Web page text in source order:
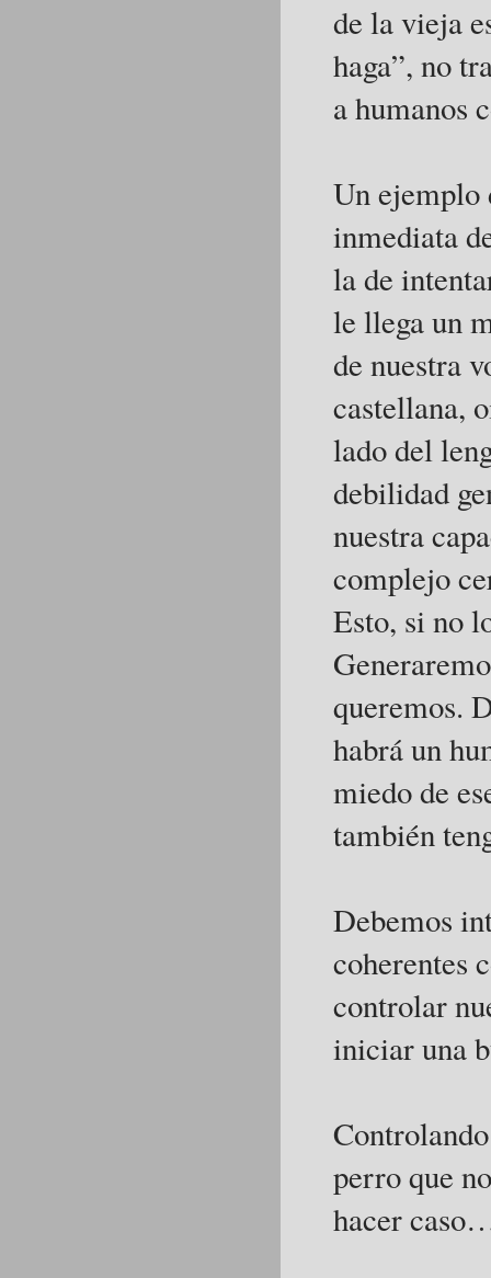
de la vieja
haga”, no
a humanos
Un ejemplo
inmediata
la de
le llega un
de nuestra
castellana,
lado del
debilidad
nuestra
complejo
Esto, si no
queremos.
habrá un
miedo de
también
Debemos
coherentes
controlar
iniciar una
perro que
hacer